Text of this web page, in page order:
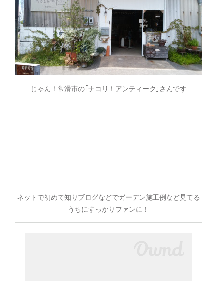
じゃん！常滑市の｢ナコリ！アンティーク｣さんです
ネットで初めて知りブログなどでガーデン施工例など見てる
うちにすっかりファンに！